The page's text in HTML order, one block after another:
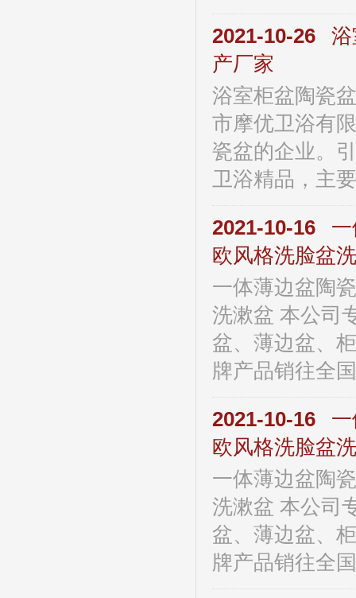
2021-10-26
产厂家
浴室柜盆陶瓷
市摩优卫浴有
瓷盆的企业。
卫浴精品，主
2021-10-16
欧风格洗脸盆
一体薄边盆陶
洗漱盆 本公司
盆、薄边盆、
牌产品销往全
2021-10-16
欧风格洗脸盆
一体薄边盆陶
洗漱盆 本公司
盆、薄边盆、
牌产品销往全